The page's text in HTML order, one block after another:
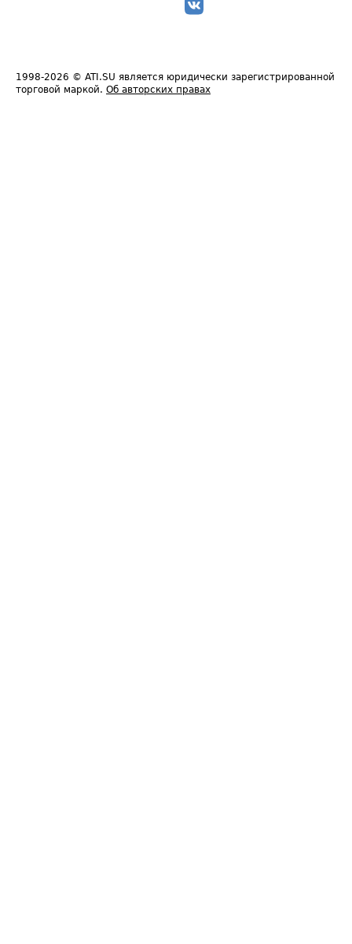
1998-2026 © ATI.SU является юридически зарегистрированной
торговой маркой. Об авторских правах